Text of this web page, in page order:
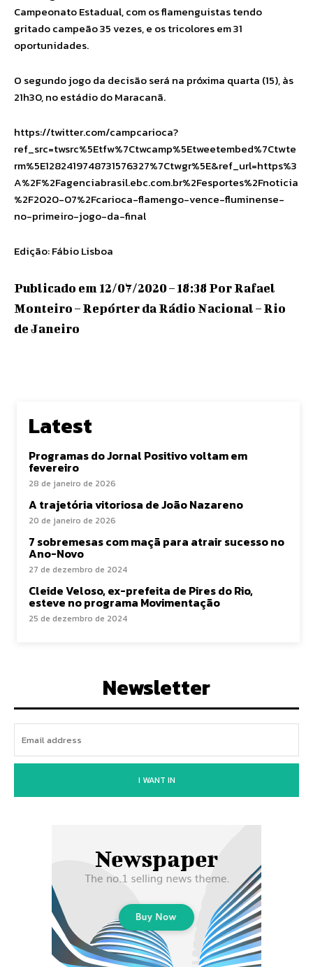
Campeonato Estadual, com os flamenguistas tendo
gritado campeão 35 vezes, e os tricolores em 31
oportunidades.
O segundo jogo da decisão será na próxima quarta (15), às
21h30, no estádio do Maracanã.
https://twitter.com/campcarioca?
ref_src=twsrc%5Etfw%7Ctwcamp%5Etweetembed%7Ctwte
rm%5E1282419748731576327%7Ctwgr%5E&ref_url=https%3
A%2F%2Fagenciabrasil.ebc.com.br%2Fesportes%2Fnoticia
%2F2020-07%2Fcarioca-flamengo-vence-fluminense-
no-primeiro-jogo-da-final
Edição: Fábio Lisboa
Publicado em 12/07/2020 – 18:38 Por Rafael
Monteiro – Repórter da Rádio Nacional – Rio
de Janeiro
Latest
Programas do Jornal Positivo voltam em
fevereiro
28 de janeiro de 2026
A trajetória vitoriosa de João Nazareno
20 de janeiro de 2026
7 sobremesas com maçã para atrair sucesso no
Ano-Novo
27 de dezembro de 2024
Cleide Veloso, ex-prefeita de Pires do Rio,
esteve no programa Movimentação
25 de dezembro de 2024
Newsletter
I WANT IN